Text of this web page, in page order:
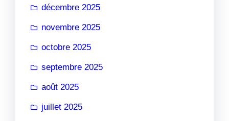
décembre 2025
novembre 2025
octobre 2025
septembre 2025
août 2025
juillet 2025